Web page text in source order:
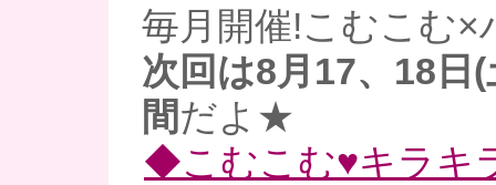
毎月開催!こむこむ×
次回は8月17、18日
間だよ★
◆こむこむ♥キラキ